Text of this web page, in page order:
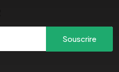
Souscrire